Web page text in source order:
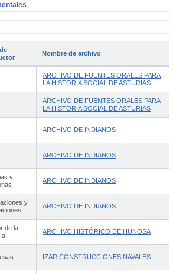
Nombre de archivo
ARCHIVO DE FUENTES ORALES PARA
LA HISTORIA SOCIAL DE ASTURIAS
ARCHIVO DE FUENTES ORALES PARA
LA HISTORIA SOCIAL DE ASTURIAS
ARCHIVO DE INDIANOS
ARCHIVO DE INDIANOS
y
ARCHIVO DE INDIANOS
y
ARCHIVO DE INDIANOS
de la
ARCHIVO HISTÓRICO DE HUNOSA
IZAR CONSTRUCCIONES NAVALES